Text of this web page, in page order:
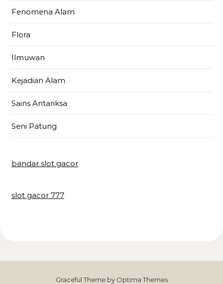
Fenomena Alam
Flora
Ilmuwan
Kejadian Alam
Sains Antariksa
Seni Patung
bandar slot gacor
slot gacor 777
Graceful Theme by Optima Themes